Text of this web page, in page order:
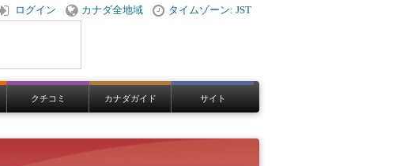
ログイン カナダ全地域 タイムゾーン: JST
クチコミ カナダガイド サイト